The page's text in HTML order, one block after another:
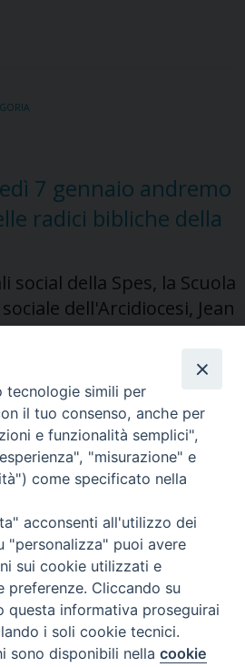
ai
7 gennaio andremo
radici bibliche della
social della Spes, la Scuola
dell'Arcidiocesi, Jean
il tema «Responsabili del
dunque il percorso on line,
a tutte, per approfondire
Preferenze Cookie
tecnologie simili per
il tuo consenso, anche per
e funzionalità semplici",
"misurazione" e
come specificato nella
acconsenti all'utilizzo dei
"personalizza" puoi avere
sui cookie utilizzati e
preferenze. Cliccando su
questa informativa proseguirai
i soli cookie tecnici.
sono disponibili nellacookie